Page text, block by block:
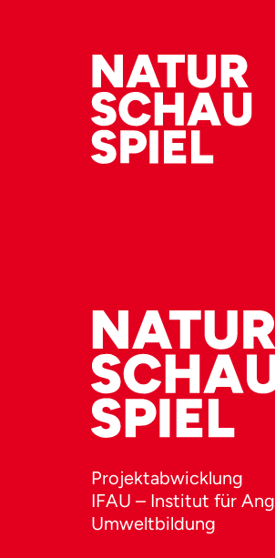
Projektabwicklung
IFAU – Institut für
Umweltbildung